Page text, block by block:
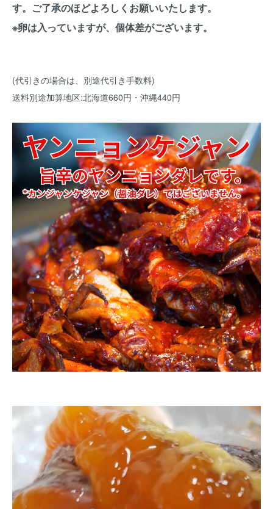
す。ご了承のほどよろしくお願いいたします。
※卵は入っていますが、個体差がございます。
(代引きの場合は、別途代引き手数料)
送料別途加算地区:北海道660円・沖縄440円